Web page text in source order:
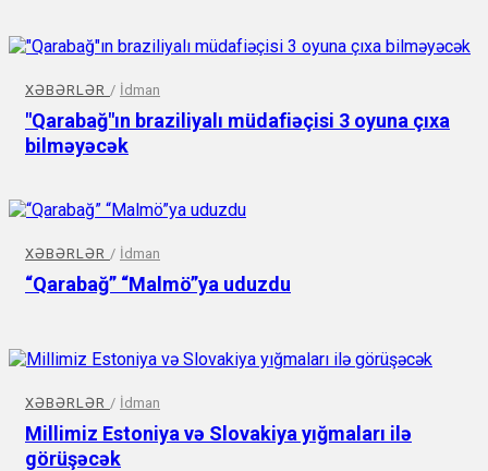
XƏBƏRLƏR / İdman
"Qarabağ"ın braziliyalı müdafiəçisi 3 oyuna çıxa
bilməyəcək
XƏBƏRLƏR / İdman
“Qarabağ” “Malmö”ya uduzdu
XƏBƏRLƏR / İdman
Millimiz Estoniya və Slovakiya yığmaları ilə
görüşəcək